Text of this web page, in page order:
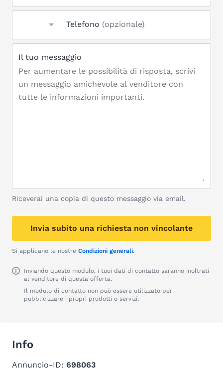
Telefono (opzionale)
Il tuo messaggio
Riceverai una copia di questo messaggio via email.
Invia subito una richiesta non vincolante
Si applicano le nostre Condizioni generali.
Inviando questo modulo, i tuoi dati di contatto saranno inoltrati
al venditore di questa offerta.
Il modulo di contatto non può essere utilizzato per
pubblicizzare i propri prodotti o servizi.
Info
Annuncio-ID: 698063